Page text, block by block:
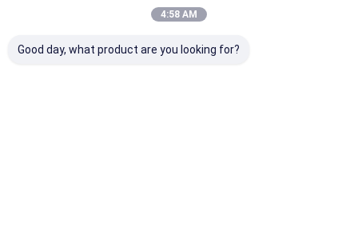
4:58 AM
Good day, what product are you looking for?